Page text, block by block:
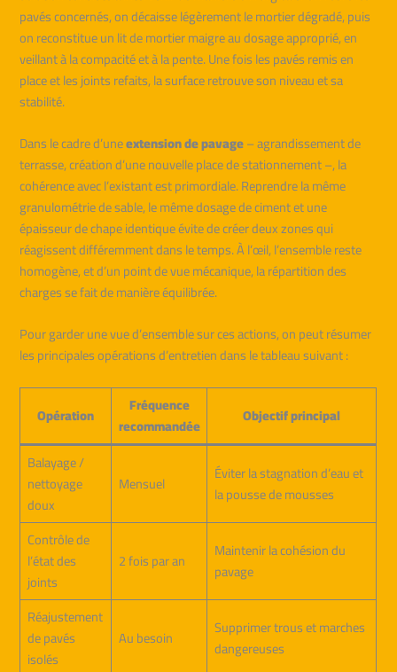
pavés concernés, on décaisse légèrement le mortier dégradé, puis
on reconstitue un lit de mortier maigre au dosage approprié, en
veillant à la compacité et à la pente. Une fois les pavés remis en
place et les joints refaits, la surface retrouve son niveau et sa
stabilité.
Dans le cadre d’uneextension de pavage– agrandissement de
terrasse, création d’une nouvelle place de stationnement –, la
cohérence avec l’existant est primordiale. Reprendre la même
granulométrie de sable, le même dosage de ciment et une
épaisseur de chape identique évite de créer deux zones qui
réagissent différemment dans le temps. À l’œil, l’ensemble reste
homogène, et d’un point de vue mécanique, la répartition des
charges se fait de manière équilibrée.
Pour garder une vue d’ensemble sur ces actions, on peut résumer
les principales opérations d’entretien dans le tableau suivant :
Opération
Fréquence
recommandée
Objectif principal
Balayage /
nettoyage
doux
Mensuel
Éviter la stagnation d’eau et
la pousse de mousses
Contrôle de
l’état des
joints
2 fois par an
Maintenir la cohésion du
pavage
Réajustement
de pavés
isolés
Au besoin
Supprimer trous et marches
dangereuses